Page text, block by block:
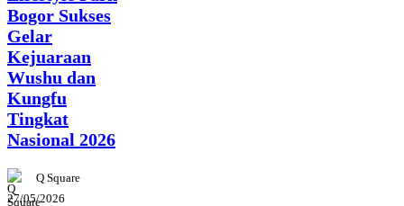
Bogor Sukses
Gelar
Kejuaraan
Wushu dan
Kungfu
Tingkat
Nasional 2026
Q Square
27/05/2026